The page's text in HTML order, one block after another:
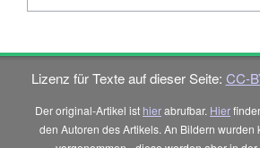
Lizenz für Texte auf dieser Seite: CC-
Der original-Artikel ist hierabrufbar. Hier
den Autoren des Artikels. An Bildern wurden